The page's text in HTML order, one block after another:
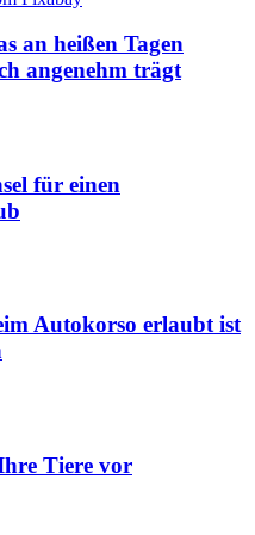
an heißen Tagen
angenehm trägt
für einen
Autokorso erlaubt ist
Tiere vor